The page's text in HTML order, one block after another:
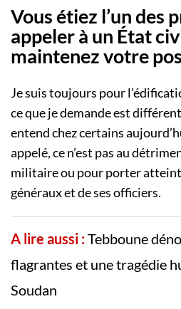
Vous étiez l’un des
appeler à un État
maintenez votre
Je suis toujours pour
ce que je demande est
entend chez certains
appelé, ce n’est pas au
militaire ou pour porter
généraux et de ses officiers.
A lire aussi :Tebboune
flagrantes et une tragédie
Soudan